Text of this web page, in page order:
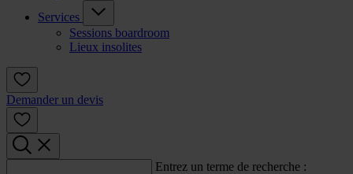
Services
Sessions boardroom
Lieux insolites
Demander un devis
Entrez un terme de recherche :